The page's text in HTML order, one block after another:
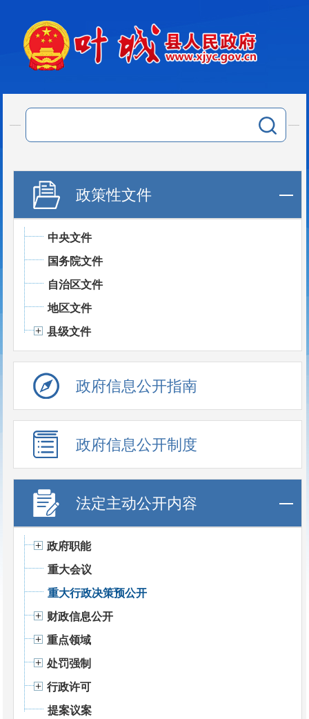
政策性文件
中央文件
国务院文件
自治区文件
地区文件
县级文件
政府信息公开指南
政府信息公开制度
法定主动公开内容
政府职能
重大会议
重大行政决策预公开
财政信息公开
重点领域
处罚强制
行政许可
提案议案